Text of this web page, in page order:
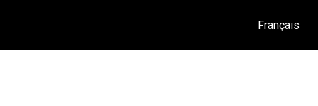
Français